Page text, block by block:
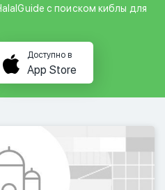
с поиском киблы для
Доступно в
App Store